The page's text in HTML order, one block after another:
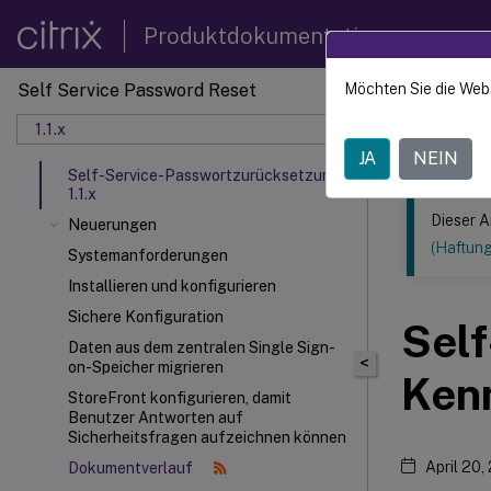
Produktdokumentation
Self Service Password Reset
1.1.x
Self-Service-Passwortzurücksetzung
1.1.x
Neuerungen
Systemanforderungen
Installieren und konfigurieren
Sichere Konfiguration
Daten aus dem zentralen Single Sign-
on-Speicher migrieren
StoreFront konfigurieren, damit
Benutzer Antworten auf
Sicherheitsfragen aufzeichnen können
Dokumentverlauf
Dieser Inhalt
Self-
<
Dieser
April 20,
Möchten Sie die
JA NEIN